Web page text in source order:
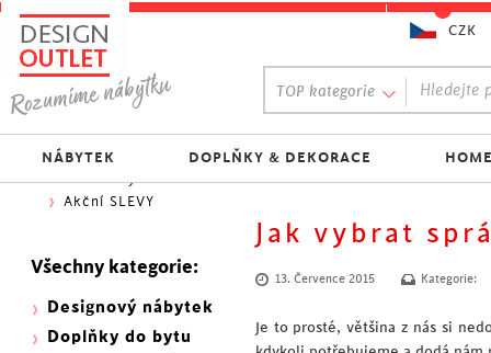
Jak vybrat
13. Července 2015 Kategorie:
Je to prosté, většina z nás si
Oblíbený výběr:
300 NOVINEK
333 BESTSELLERŮ
Nejlevnější do 1.500 Kč
Skladovky
Akční SLEVY
Všechny kategorie:
Designový nábytek
Doplňky do bytu
TOP kategorie
NÁBYTEK DOPLŇKY & DEKORACE
CZK